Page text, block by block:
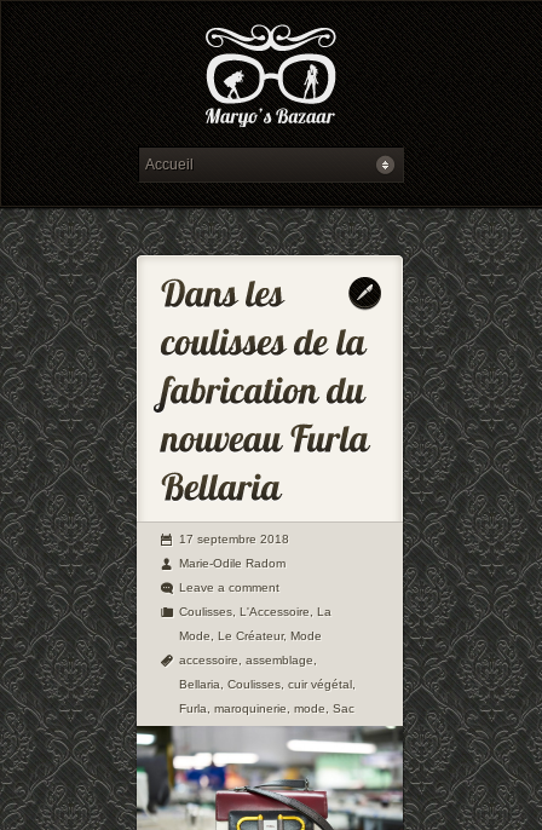
17 septembre 2018
Marie-Odile Radom
Leave a comment
Coulisses L'Accessoire
La
Mode
Le Créateur, Mode
accessoire
assemblage
Bellaria Coulisses cuir végétal
Furla maroquinerie mode Sac